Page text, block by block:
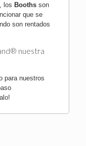
los Boothsson
que se
son rentados
nuestra
para nuestros